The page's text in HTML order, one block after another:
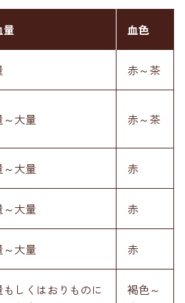
量 血色
赤～茶
～大量 赤～茶
～大量 赤
～大量 赤
～大量 赤
もしくはおりものに
褐色～